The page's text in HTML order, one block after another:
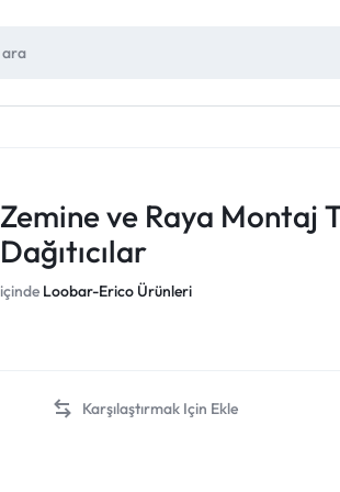
Zemine ve Raya Montaj
Dağıtıcılar
içinde Loobar-Erico Ürünleri